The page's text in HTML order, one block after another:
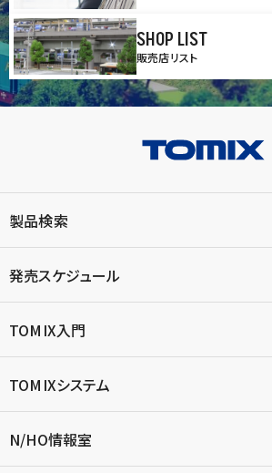
SHOP LIST
販売店リスト
製品検索
発売スケジュール
TOMIX入門
TOMIXシステム
N/HO情報室